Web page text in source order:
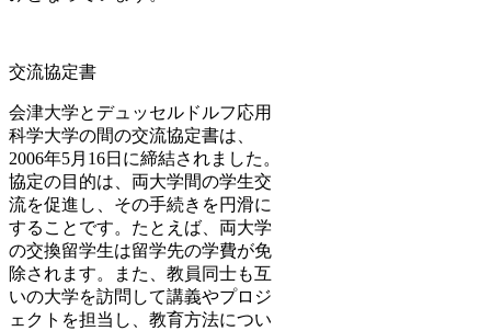
交流協定書
会津大学とデュッセルドルフ応用
科学大学の間の交流協定書は、
2006年5月16日に締結されました。
協定の目的は、両大学間の学生交
流を促進し、その手続きを円滑に
することです。たとえば、両大学
の交換留学生は留学先の学費が免
除されます。また、教員同士も互
いの大学を訪問して講義やプロジ
ェクトを担当し、教育方法につい